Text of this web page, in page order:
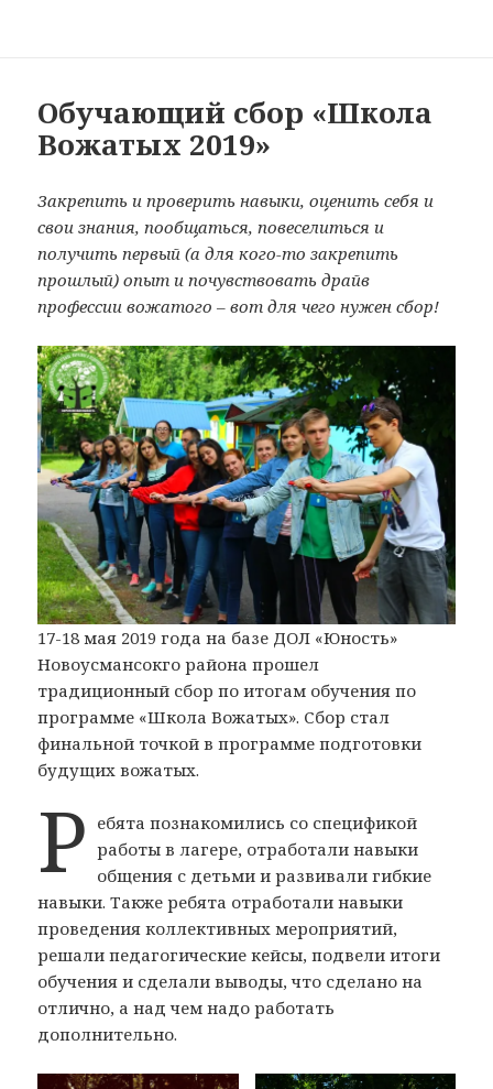
Обучающий сбор «Школа
Вожатых 2019»
Закрепить и проверить навыки, оценить себя и
свои знания, пообщаться, повеселиться и
получить первый (а для кого-то закрепить
прошлый) опыт и почувствовать драйв
профессии вожатого – вот для чего нужен сбор!
17-18 мая 2019 года на базе ДОЛ «Юность»
Новоусмансокго района прошел
традиционный сбор по итогам обучения по
программе «Школа Вожатых». Сбор стал
финальной точкой в программе подготовки
будущих вожатых.
Р ебята познакомились со спецификой
работы в лагере, отработали навыки
общения с детьми и развивали гибкие
навыки. Также ребята отработали навыки
проведения коллективных мероприятий,
решали педагогические кейсы, подвели итоги
обучения и сделали выводы, что сделано на
отлично, а над чем надо работать
дополнительно.